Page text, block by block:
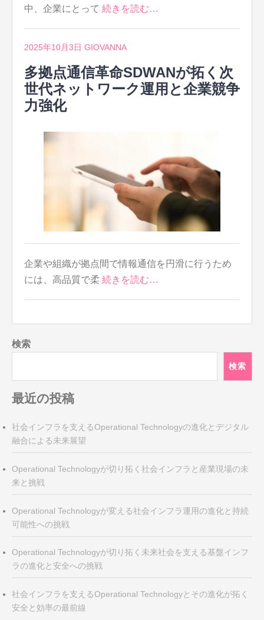
中、企業にとって 続きを読む…
2025年10月3日 GIOVANNA
多拠点通信革命SDWANが拓く次
世代ネットワーク運用と企業競争
力強化
企業や組織が拠点間で情報通信を円滑に行うため
には、高品質で柔 続きを読む…
検索
検索
最近の投稿
社会インフラを支えるOperational Technologyの進化とデジタル
融合による未来展望
Operational Technologyが切り拓く社会インフラと産業現場の未
来と挑戦
Operational Technologyが変える社会インフラ運用の進化と持続
可能性への挑戦
Operational Technologyが切り拓く未来社会を支える基盤インフ
ラの進化と安全への挑戦
社会インフラを支えるOperational Technologyとその進化が拓く
安全と効率の最前線